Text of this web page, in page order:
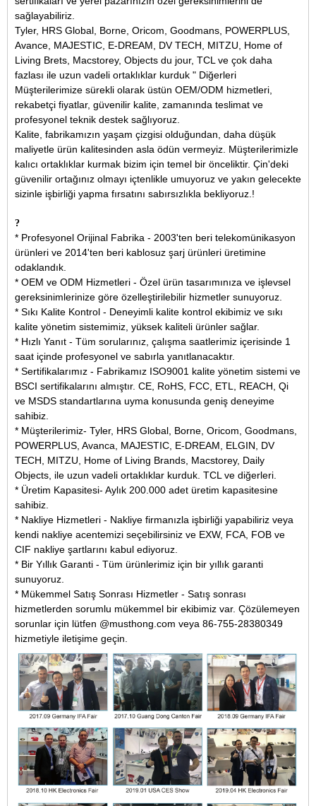
sağlayabiliriz.
Tyler, HRS Global, Borne, Oricom, Goodmans, POWERPLUS,
Avance, MAJESTIC, E-DREAM, DV TECH, MITZU, Home of
Living Brets, Macstorey, Objects du jour, TCL ve çok daha
fazlası ile uzun vadeli ortaklıklar kurduk " Diğerleri
Müşterilerimize sürekli olarak üstün OEM/ODM hizmetleri,
rekabetçi fiyatlar, güvenilir kalite, zamanında teslimat ve
profesyonel teknik destek sağlıyoruz.
Kalite, fabrikamızın yaşam çizgisi olduğundan, daha düşük
maliyetle ürün kalitesinden asla ödün vermeyiz. Müşterilerimizle
kalıcı ortaklıklar kurmak bizim için temel bir önceliktir. Çin'deki
güvenilir ortağınız olmayı içtenlikle umuyoruz ve yakın gelecekte
sizinle işbirliği yapma fırsatını sabırsızlıkla bekliyoruz.!
?
* Profesyonel Orijinal Fabrika - 2003'ten beri telekomünikasyon
ürünleri ve 2014'ten beri kablosuz şarj ürünleri üretimine
odaklandık.
* OEM ve ODM Hizmetleri - Özel ürün tasarımınıza ve işlevsel
gereksinimlerinize göre özelleştirilebilir hizmetler sunuyoruz.
* Sıkı Kalite Kontrol - Deneyimli kalite kontrol ekibimiz ve sıkı
kalite yönetim sistemimiz, yüksek kaliteli ürünler sağlar.
* Hızlı Yanıt - Tüm sorularınız, çalışma saatlerimiz içerisinde 1
saat içinde profesyonel ve sabırla yanıtlanacaktır.
* Sertifikalarımız - Fabrikamız ISO9001 kalite yönetim sistemi ve
BSCI sertifikalarını almıştır. CE, RoHS, FCC, ETL, REACH, Qi
ve MSDS standartlarına uyma konusunda geniş deneyime
sahibiz.
* Müşterilerimiz- Tyler, HRS Global, Borne, Oricom, Goodmans,
POWERPLUS, Avanca, MAJESTIC, E-DREAM, ELGIN, DV
TECH, MITZU, Home of Living Brands, Macstorey, Daily
Objects, ile uzun vadeli ortaklıklar kurduk. TCL ve diğerleri.
* Üretim Kapasitesi- Aylık 200.000 adet üretim kapasitesine
sahibiz.
* Nakliye Hizmetleri - Nakliye firmanızla işbirliği yapabiliriz veya
kendi nakliye acentemizi seçebilirsiniz ve EXW, FCA, FOB ve
CIF nakliye şartlarını kabul ediyoruz.
* Bir Yıllık Garanti - Tüm ürünlerimiz için bir yıllık garanti
sunuyoruz.
* Mükemmel Satış Sonrası Hizmetler - Satış sonrası
hizmetlerden sorumlu mükemmel bir ekibimiz var. Çözülemeyen
sorunlar için lütfen @musthong.com veya 86-755-28380349
hizmetiyle iletişime geçin.